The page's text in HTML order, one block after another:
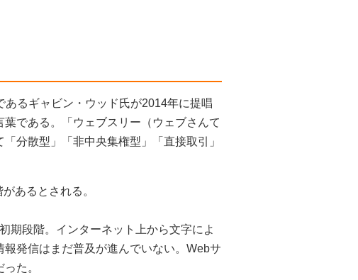
るギャビン・ウッド氏が2014年に提唱
である。「ウェブスリー（ウェブさんて
分散型」「非中央集権型」「直接取引」
あるとされる。
期段階。インターネット上から文字によ
発信はまだ普及が進んでいない。Webサ
た。